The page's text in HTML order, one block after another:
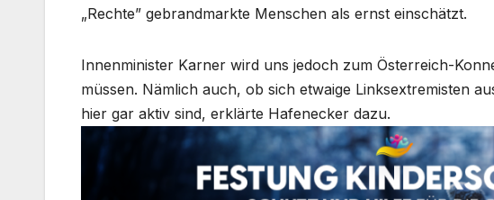
„Rechte” gebrandmarkte Menschen als ernst einschätzt.
Innenminister Karner wird uns jedoch zum Österreich-
müssen. Nämlich auch, ob sich etwaige Linksextremisten
hier gar aktiv sind, erklärte Hafenecker dazu.